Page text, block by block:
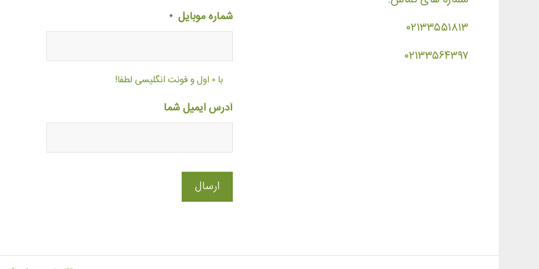
۰۲۱۳۳۵۵۱۸۱۳
۰۲۱۳۳۵۶۴۳۹۷
شماره موبایل *
با ۰ اول و فونت انگلیسی لطفا!
آدرس ایمیل شما